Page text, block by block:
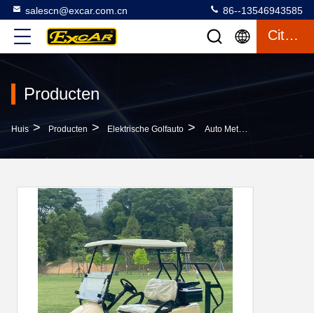
salescn@excar.com.cn 86--13546943585
Citaat
Producten
Huis > Producten > Elektrische Golfauto > Auto Met Fouten Van Mini Electric Golf Car 48V Van De Rode Kleuren Trojan Batterij